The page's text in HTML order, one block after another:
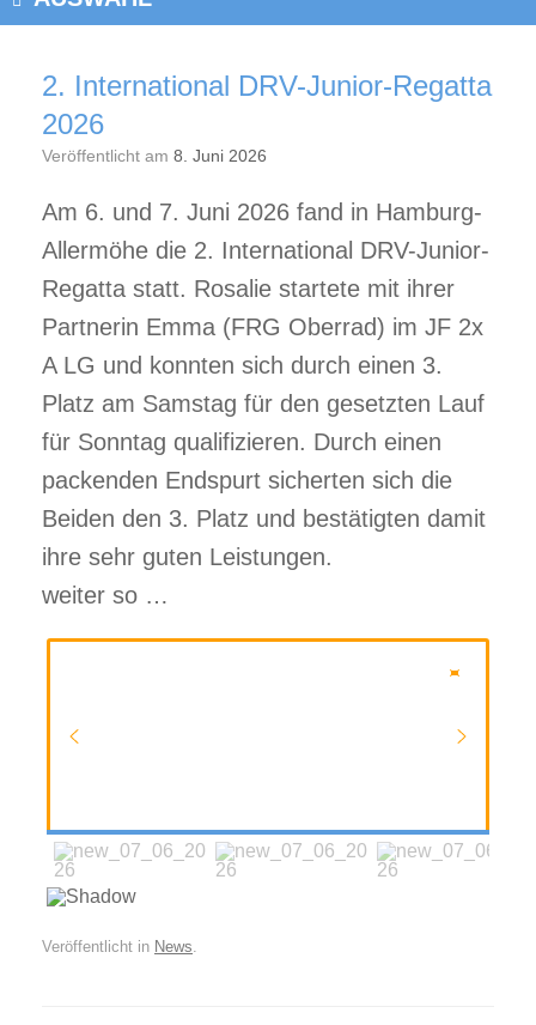
2. International DRV-Junior-Regatta
2026
Veröffentlicht am 8. Juni 2026
Am 6. und 7. Juni 2026 fand in Hamburg-
Allermöhe die 2. International DRV-Junior-
Regatta statt. Rosalie startete mit ihrer
Partnerin Emma (FRG Oberrad) im JF 2x
A LG und konnten sich durch einen 3.
Platz am Samstag für den gesetzten Lauf
für Sonntag qualifizieren. Durch einen
packenden Endspurt sicherten sich die
Beiden den 3. Platz und bestätigten damit
ihre sehr guten Leistungen.
weiter so …
Veröffentlicht in News